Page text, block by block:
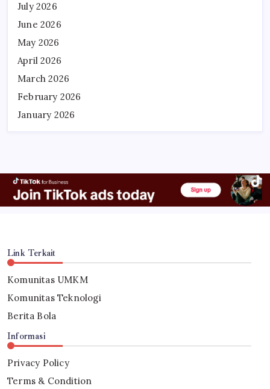
July 2026
June 2026
May 2026
April 2026
March 2026
February 2026
January 2026
Link Terkait
Komunitas UMKM
Komunitas Teknologi
Berita Bola
Informasi
Privacy Policy
Terms & Condition